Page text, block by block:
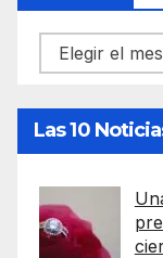
Archivos
Las 10